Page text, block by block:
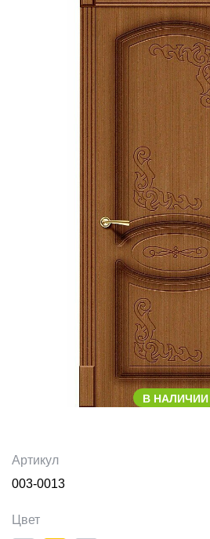
В НАЛИЧИИ
Артикул
003-0013
Цвет